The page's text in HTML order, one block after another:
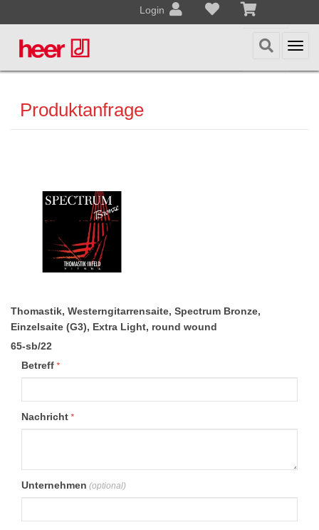
Login
Produktanfrage
Thomastik, Westerngitarrensaite, Spectrum Bronze,
Einzelsaite (G3), Extra Light, round wound
65-sb/22
Betreff *
Nachricht *
Unternehmen (optional)